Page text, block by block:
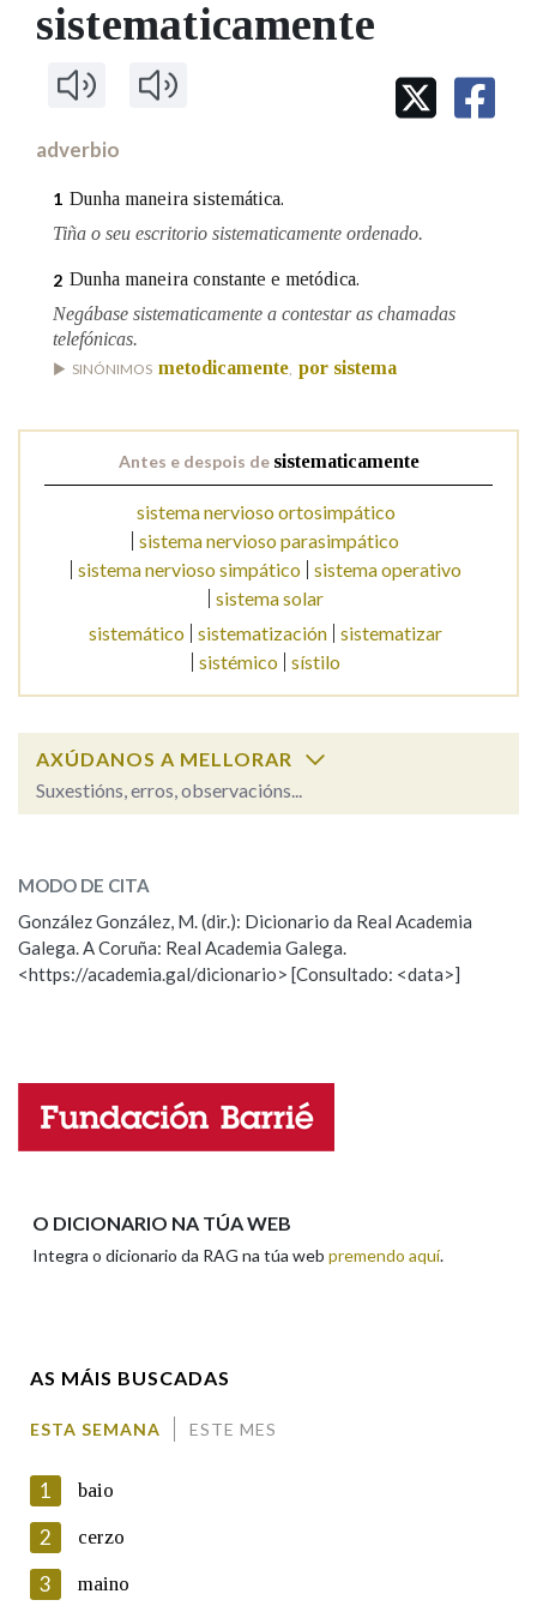
MARCIAL DEL ADALID
CASA-MUSEO EMILIA PARDO
FIGURAS HOMENAXEADAS
Facebook
TwitterYoutubeInstagram
Bluesky
BUSCAR NOS LEMAS
Comeza por
BUSCAR NO CONTIDO
Nos exemplos
Marcas gramaticais
LIMPAR
sistematicamente
adverbio
1 Dunha maneira sistemática.
Tiña o seu escritorio sistematicamente ordenado.
2 Dunha maneira constante e metódica.
Negábase sistematicamente a contestar as chamadas
telefónicas.
SINÓNIMOS metodicamente, por sistema
Antes e despois de sistematicamente
sistema nervioso ortosimpático
sistema nervioso parasimpático
sistema nervioso simpático
sistema operativo
sistema solar
sistemático sistematización sistematizar
sistémico
sístilo
AXÚDANOS A MELLORAR
Suxestións, erros, observacións...
ESCOLLE UNHA OPCIÓN:
Observación Hai un erro na palabra
Propoño mellorar a definición
Nome
En cumprimento da normativa vixente en materia de
MODO DE CITA
González González, M. (dir.): Dicionario da Real Academia
Galega. A Coruña: Real Academia Galega.
<https://academia.gal/dicionario> [Consultado: <data>]
O DICIONARIO NA TÚA WEB
Integra o dicionario da RAG na túa web premendo aquí.
AS MÁIS BUSCADAS
ESTA SEMANA ESTE MES
1 baio
2 cerzo
3 maino